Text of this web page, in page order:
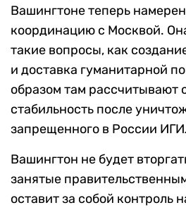
Вашингтоне теперь
координацию с Москвой.
такие вопросы, как
и доставка гуманитарной
образом там рассчитывают
стабильность после
запрещенного в России
Вашингтон не будет
занятые
оставит за собой контроль